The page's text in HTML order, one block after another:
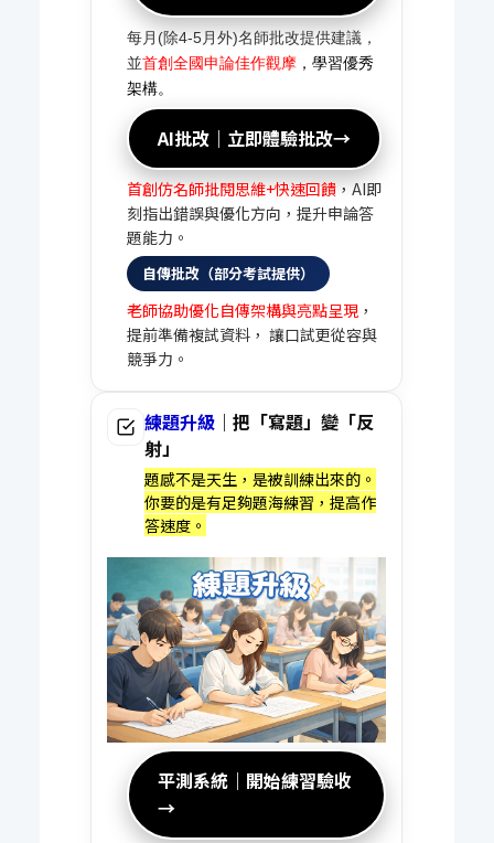
每月(除4-5月外)名師批改提供建議，
並首創全國申論佳作觀摩 ，學習優秀
架構。
AI批改｜立即體驗批改→
首創仿名師批閱思維+快速回饋 ，AI即
刻指出錯誤與優化方向，提升申論答
題能力。
自傳批改（部分考試提供）
老師協助優化自傳架構與亮點呈現 ，
提前準備複試資料， 讓口試更從容與
競爭力。
練題升級 ｜把「寫題」變「反
射」
題感不是天生，是被訓練出來的。
你要的是有足夠題海練習，提高作
答速度。
平測系統｜開始練習驗收
→